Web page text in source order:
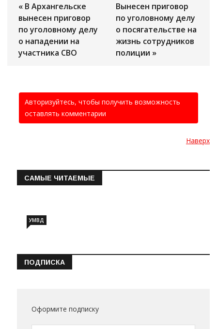
« В Архангельске
вынесен приговор
по уголовному делу
о нападении на
участника СВО
Вынесен приговор
по уголовному делу
о посягательстве на
жизнь сотрудников
полиции »
Авторизуйтесь, чтобы получить возможность
оставлять комментарии
Наверх
САМЫЕ ЧИТАЕМЫЕ
УМВД
ПОДПИСКА
Оформите подписку